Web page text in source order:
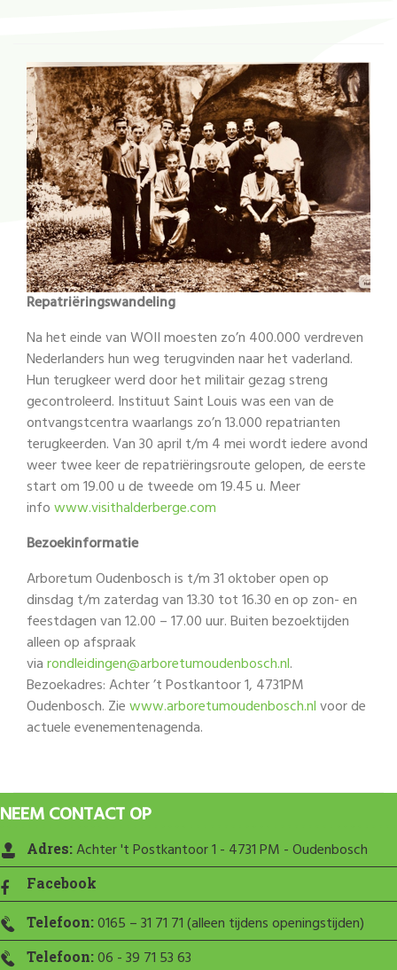
Repatriëringswandeling
Na het einde van WOII moesten zo’n 400.000 verdreven
Nederlanders hun weg terugvinden naar het vaderland.
Hun terugkeer werd door het militair gezag streng
gecontroleerd. Instituut Saint Louis was een van de
ontvangstcentra waarlangs zo’n 13.000 repatrianten
terugkeerden. Van 30 april t/m 4 mei wordt iedere avond
weer twee keer de repatriëringsroute gelopen, de eerste
start om 19.00 u de tweede om 19.45 u. Meer
infowww.visithalderberge.com
Bezoekinformatie
Arboretum Oudenbosch is t/m 31 oktober open op
dinsdag t/m zaterdag van 13.30 tot 16.30 en op zon- en
feestdagen van 12.00 – 17.00 uur. Buiten bezoektijden
alleen op afspraak
viarondleidingen@arboretumoudenbosch.nl.
Bezoekadres: Achter ’t Postkantoor 1, 4731PM
Oudenbosch. Ziewww.arboretumoudenbosch.nlvoor de
actuele evenementenagenda.
NEEM CONTACT OP
Adres:Achter 't Postkantoor 1 - 4731 PM - Oudenbosch
Facebook
Telefoon:0165 – 31 71 71 (alleen tijdens openingstijden)
Telefoon:06 - 39 71 53 63